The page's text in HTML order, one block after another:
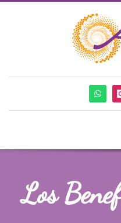
Los